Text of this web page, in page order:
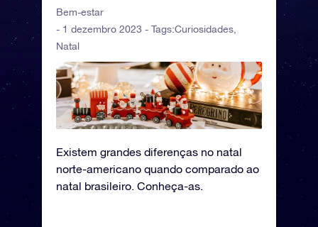
Bem-estar
- 1 dezembro 2023 - Tags:Curiosidades
Natal
Existem grandes diferenças no natal
norte-americano quando comparado ao
natal brasileiro. Conheça-as.